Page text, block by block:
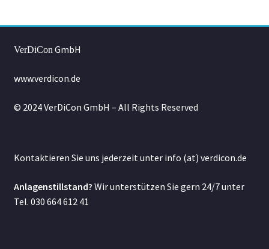
VerDiConGmbH
www.verdicon.de
© 2024 VerDiCon GmbH – All Rights Reserved
Kontaktieren Sie uns jederzeit unter info (at) verdicon.de
Anlagenstillstand? Wir unterstützen Sie gern 24/7 unter
Tel. 030 664 612 41